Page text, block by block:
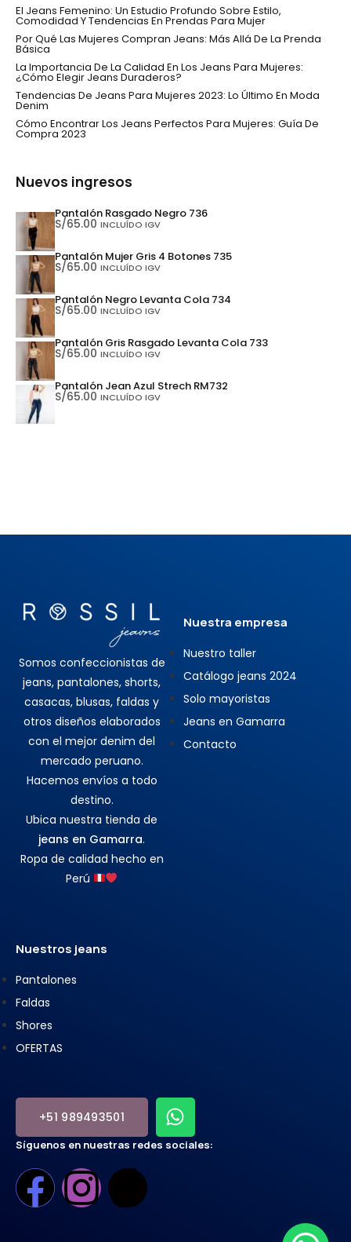
El Jeans Femenino: Un Estudio Profundo Sobre Estilo,
Comodidad Y Tendencias En Prendas Para Mujer
Por Qué Las Mujeres Compran Jeans: Más Allá De La Prenda
Básica
La Importancia De La Calidad En Los Jeans Para Mujeres:
¿Cómo Elegir Jeans Duraderos?
Tendencias De Jeans Para Mujeres 2023: Lo Último En Moda
Denim
Cómo Encontrar Los Jeans Perfectos Para Mujeres: Guía De
Compra 2023
Nuevos ingresos
Pantalón Rasgado Negro 736
S/65.00 INCLUÍDO IGV
Pantalón Mujer Gris 4 Botones 735
S/65.00 INCLUÍDO IGV
Pantalón Negro Levanta Cola 734
S/65.00 INCLUÍDO IGV
Pantalón Gris Rasgado Levanta Cola 733
S/65.00 INCLUÍDO IGV
Pantalón Jean Azul Strech RM732
S/65.00 INCLUÍDO IGV
Somos confeccionistas de
jeans, pantalones, shorts,
casacas, blusas, faldas y
otros diseños elaborados
con el mejor denim del
mercado peruano.
Hacemos envíos a todo
destino.
Ubica nuestra tienda de
jeans en Gamarra.
Ropa de calidad hecho en
Perú
Nuestra empresa
Nuestro taller
Catálogo jeans 2024
Solo mayoristas
Jeans en Gamarra
Contacto
Nuestros jeans
Pantalones
Faldas
Shores
OFERTAS
+51 989493501
Síguenos en nuestras redes sociales: